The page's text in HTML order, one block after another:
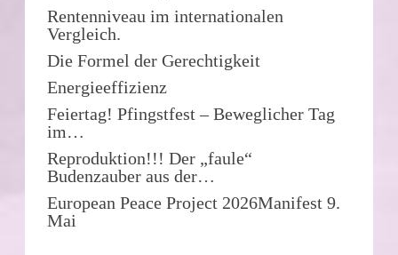
Rentenniveau im internationalen
Vergleich.
Die Formel der Gerechtigkeit
Energieeffizienz
Feiertag! Pfingstfest – Beweglicher Tag
im…
Reproduktion!!! Der „faule“
Budenzauber aus der…
European Peace Project 2026Manifest 9.
Mai